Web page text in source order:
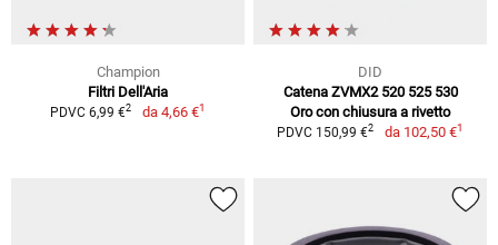
Champion
Filtri Dell'Aria
PDVC 6,99 €2 da 4,66 €1
DID
Catena ZVMX2 520 525 530
Oro con chiusura a rivetto
PDVC 150,99 €2 da 102,50 €1